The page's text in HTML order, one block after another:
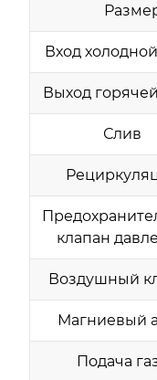
Вход
Выход
Слив
клапан
Воздушный
Магниевый
Подача